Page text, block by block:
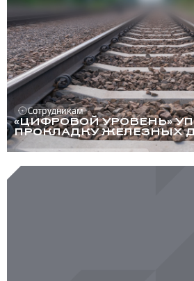
Сотрудникам
«ЦИФРОВОЙ УРОВЕНЬ»
ПРОКЛАДКУ ЖЕЛЕЗНЫХ